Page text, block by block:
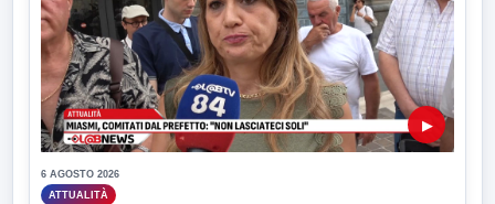
▶
6 AGOSTO 2026
ATTUALITÀ